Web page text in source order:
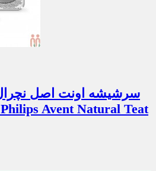
سری جدید 2 عددی Philips Avent Natural Teat